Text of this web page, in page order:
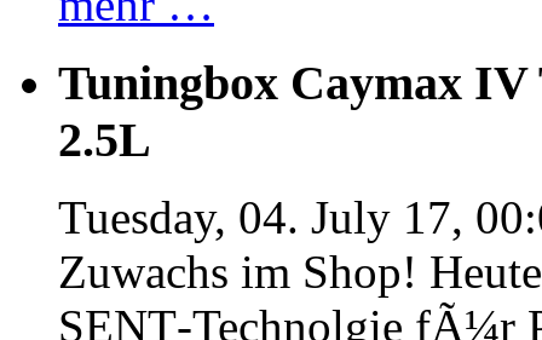
Tuningbox Caymax IV
2.5L
Tuesday, 04. July 17,
Zuwachs im Shop!
SENT‐Technolgie fÃ¼r